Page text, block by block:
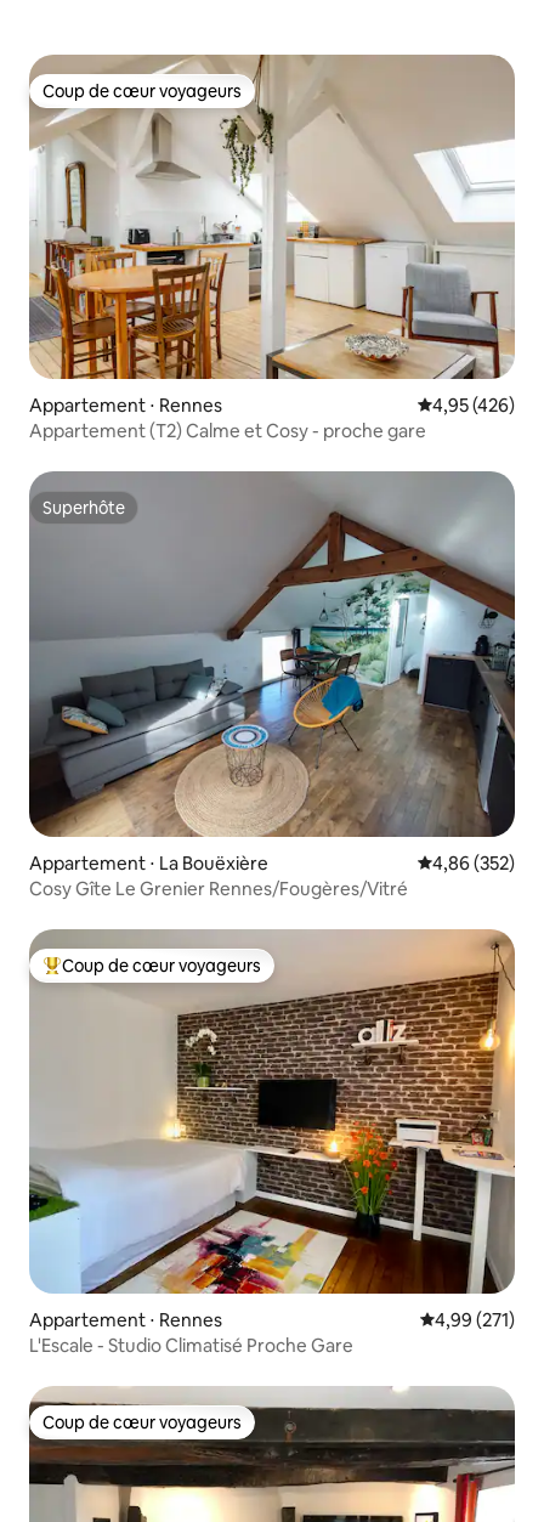
Coup de cœur voyageurs
Coup de cœur voyageurs
Appartement ⋅ Rennes Évaluation
4,95 (426)
Appartement (T2) Calme et Cosy - proche gare
Superhôte
Superhôte
Appartement ⋅ La Bouëxière Évaluation
4,86 (352)
Cosy Gîte Le Grenier Rennes/Fougères/Vitré
Coups de cœur voyageurs les plus appréciés
Coup de cœur voyageurs
Appartement ⋅ Rennes Évaluation
4,99 (271)
L'Escale - Studio Climatisé Proche Gare
Coup de cœur voyageurs
Coup de cœur voyageurs